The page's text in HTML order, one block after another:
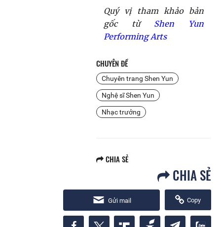
Quý vị tham khảo bản
gốc từ Shen Yun
Performing Arts
CHUYÊN ĐỀ
Chuyên trang Shen Yun
Nghệ sĩ Shen Yun
Nhạc trưởng
CHIA SẺ
CHIA SẺ
Gửi mail Copy